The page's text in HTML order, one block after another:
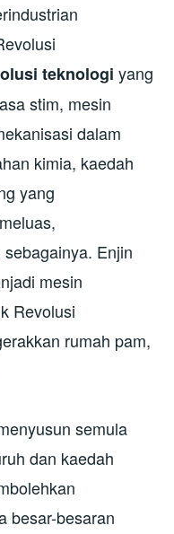
teknologi yang
stim, mesin
dalam
kimia, kaedah
yang
Enjin
mesin
Revolusi
rumah pam,
semula
dan kaedah
besar-besaran